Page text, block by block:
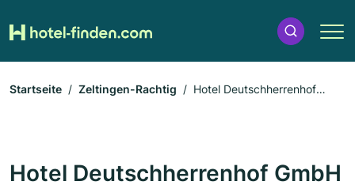
Startseite Zeltingen-Rachtig
Hotel Deutschherrenhof
Hotel Deutschherrenhof GmbH